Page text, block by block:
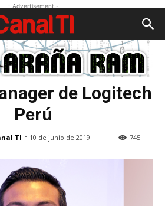
- Advertisement -
de Logitech
Perú
TI - 10 de junio de 2019 745